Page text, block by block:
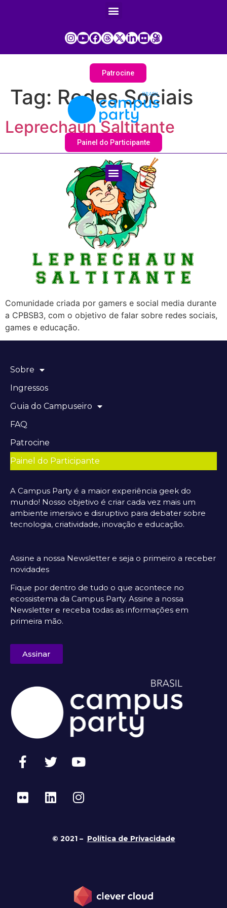
Patrocine
Painel do Participante
Tag: Redes Sociais
Leprechaun Saltitante
Comunidade criada por gamers e social media durante
a CPBSB3, com o objetivo de falar sobre redes sociais,
games e educação.
Sobre
Ingressos
Guia do Campuseiro
FAQ
Patrocine
Painel do Participante
A Campus Party é a maior experiência geek do
mundo! Nosso objetivo é criar cada vez mais um
ambiente imersivo e disruptivo para debater sobre
tecnologia, criatividade, inovação e educação.
Assine a nossa Newsletter e seja o primeiro a receber
novidades
Fique por dentro de tudo o que acontece no
ecossistema da Campus Party. Assine a nossa
Newsletter e receba todas as informações em
primeira mão.
Assinar
© 2021 – Política de Privacidade